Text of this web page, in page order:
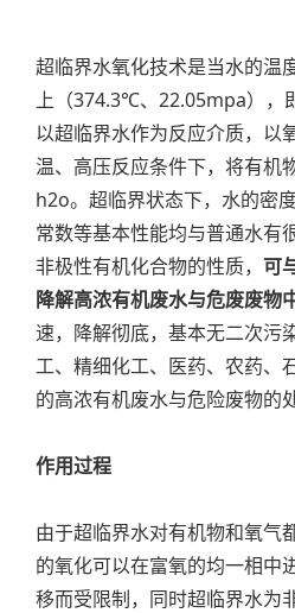
超临界水氧化技术是当水的温
上（374.3℃、22.05mpa），
以超临界水作为反应介质，以
温、高压反应条件下，将有机
h2o。超临界状态下，水的密
常数等基本性能均与普通水有
非极性有机化合物的性质， 可
降解高浓有机废水与危废废物
速，降解彻底，基本无二次污
工、精细化工、医药、农药、
的高浓有机废水与危险废物的
作用过程
由于超临界水对有机物和氧气
的氧化可以在富氧的均一相中
移而受限制，同时超临界水为